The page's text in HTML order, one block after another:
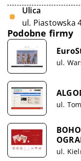
Ulica
ul. Piastowska
Podobne firmy
ul.
ul.
ul.